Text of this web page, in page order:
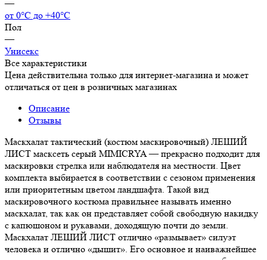
—
от 0°С до +40°С
Пол
—
Унисекс
Все характеристики
Цена действительна только для интернет-магазина и может
отличаться от цен в розничных магазинах
Описание
Отзывы
Маскхалат тактический (костюм маскировочный) ЛЕШИЙ
ЛИСТ масксеть серый MIMICRYA — прекрасно подходит для
маскировки стрелка или наблюдателя на местности. Цвет
комплекта выбирается в соответствии с сезоном применения
или приоритетным цветом ландшафта. Такой вид
маскировочного костюма правильнее называть именно
маскхалат, так как он представляет собой свободную накидку
с капюшоном и рукавами, доходящую почти до земли.
Маскхалат ЛЕШИЙ ЛИСТ отлично «размывает» силуэт
человека и отлично «дышит». Его основное и наиважнейшее